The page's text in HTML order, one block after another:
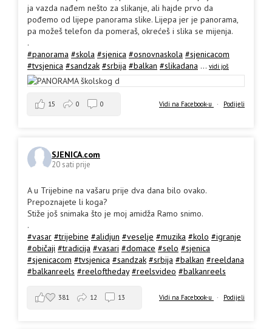
ja vazda nađem nešto za slikanje, ali hajde prvo da
pođemo od lijepe panorama slike. Lijepa jer je panorama,
pa možeš telefon da pomeraš, okrećeš i slika se mijenja.
.
#panorama #skola #sjenica #osnovnaskola #sjenicacom
#tvsjenica #sandzak #srbija #balkan #slikadana ... vidi još
Vidi na Facebook-u · Podijeli
15 0 0
SJENICA.com
20 sati prije
A u Trijebine na vašaru prije dva dana bilo ovako.
Prepoznajete li koga?
Stiže još snimaka što je moj amidža Ramo snimo.
.
#vasar #trijebine #alidjun #veselje #muzika #kolo #igranje
#običaji #tradicija #vasari #domace #selo #sjenica
#sjenicacom #tvsjenica #sandzak #srbija #balkan #reeldana
#balkanreels #reeloftheday #reelsvideo #balkanreels
Vidi na Facebook-u · Podijeli
381 12 13